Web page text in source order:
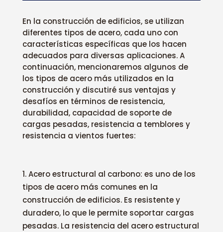
En la construcción de edificios, se utilizan
diferentes tipos de acero, cada uno con
características específicas que los hacen
adecuados para diversas aplicaciones. A
continuación, mencionaremos algunos de
los tipos de acero más utilizados en la
construcción y discutiré sus ventajas y
desafíos en términos de resistencia,
durabilidad, capacidad de soporte de
cargas pesadas, resistencia a temblores y
resistencia a vientos fuertes:
Acero estructural al carbono: es uno de los
tipos de acero más comunes en la
construcción de edificios. Es resistente y
duradero, lo que le permite soportar cargas
pesadas. La resistencia del acero estructural